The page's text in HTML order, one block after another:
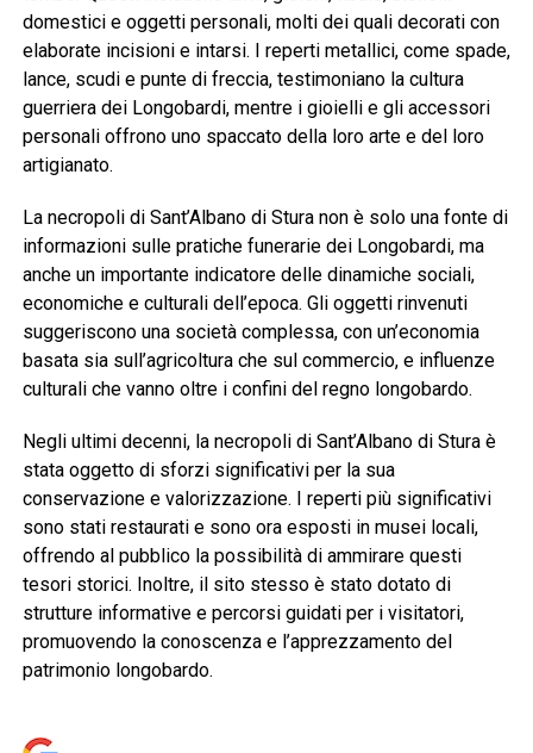
domestici e oggetti personali, molti dei quali decorati con
elaborate incisioni e intarsi. I reperti metallici, come spade,
lance, scudi e punte di freccia, testimoniano la cultura
guerriera dei Longobardi, mentre i gioielli e gli accessori
personali offrono uno spaccato della loro arte e del loro
artigianato.
La necropoli di Sant’Albano di Stura non è solo una fonte di
informazioni sulle pratiche funerarie dei Longobardi, ma
anche un importante indicatore delle dinamiche sociali,
economiche e culturali dell’epoca. Gli oggetti rinvenuti
suggeriscono una società complessa, con un’economia
basata sia sull’agricoltura che sul commercio, e influenze
culturali che vanno oltre i confini del regno longobardo.
Negli ultimi decenni, la necropoli di Sant’Albano di Stura è
stata oggetto di sforzi significativi per la sua
conservazione e valorizzazione. I reperti più significativi
sono stati restaurati e sono ora esposti in musei locali,
offrendo al pubblico la possibilità di ammirare questi
tesori storici. Inoltre, il sito stesso è stato dotato di
strutture informative e percorsi guidati per i visitatori,
promuovendo la conoscenza e l’apprezzamento del
patrimonio longobardo.